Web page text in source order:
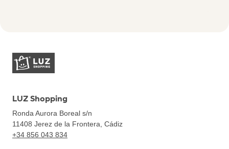
LUZ Shopping
Ronda Aurora Boreal s/n
11408 Jerez de la Frontera, Cádiz
+34 856 043 834